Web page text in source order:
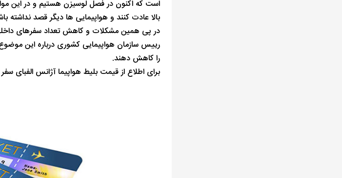
است که اکنون در فصل لوسیزن هستیم و در این
بالا عادت کنند و هواپیمایی ها دیگر قصد نداشته
در پی همین مشکلات و کاهش تعداد سفرهای
رییس سازمان هواپیمایی کشوری درباره این
را کاهش دهند.
برای اطلاع از قیمت بلیط هواپیما آژانس الفبای سفر